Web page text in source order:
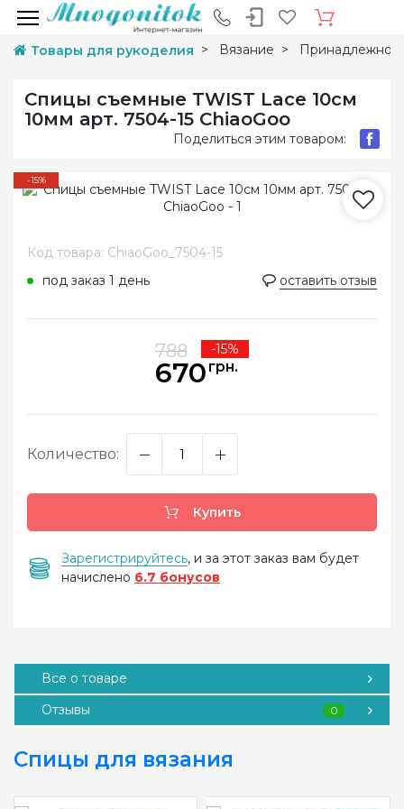
Товары для рукоделия Вязание
Спицы съемные TWIST Lace 10см
10мм арт. 7504-15 ChiaoGoo
Поделиться этим товаром:
-15%
Код товара: ChiaoGoo_7504-15
под заказ 1 день
оставить отзыв
788 -15%
670 грн.
Количество:
Купить
Зарегистрируйтесь, и за этот заказ вам будет
начислено 6.7 бонусов
Все о товаре
Отзывы
0
Спицы для вязания